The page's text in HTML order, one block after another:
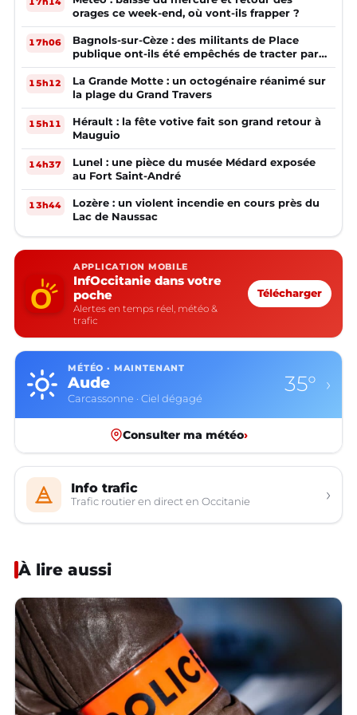
orages ce week-end, où vont-ils frapper ?
17h06
Bagnols-sur-Cèze : des militants de Place
publique ont-ils été empêchés de tracter par
la mairie ?
15h12
La Grande Motte : un octogénaire réanimé sur
la plage du Grand Travers
15h11
Hérault : la fête votive fait son grand retour à
Mauguio
14h37
Lunel : une pièce du musée Médard exposée
au Fort Saint-André
13h44
Lozère : un violent incendie en cours près du
Lac de Naussac
APPLICATION MOBILE
InfOccitanie dans votre
poche
Alertes en temps réel, météo &
trafic
Télécharger
MÉTÉO · MAINTENANT
Aude
Carcassonne · Ciel dégagé
35° ›
Consulter ma météo›
Info trafic
Trafic routier en direct en Occitanie ›
À lire aussi